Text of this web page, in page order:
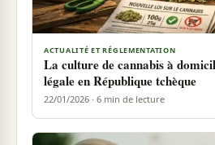
ACTUALITÉ ET RÉGLEMENTATION
La culture de cannabis à
légale en République tchèque
22/01/2026 · 6 min de lecture